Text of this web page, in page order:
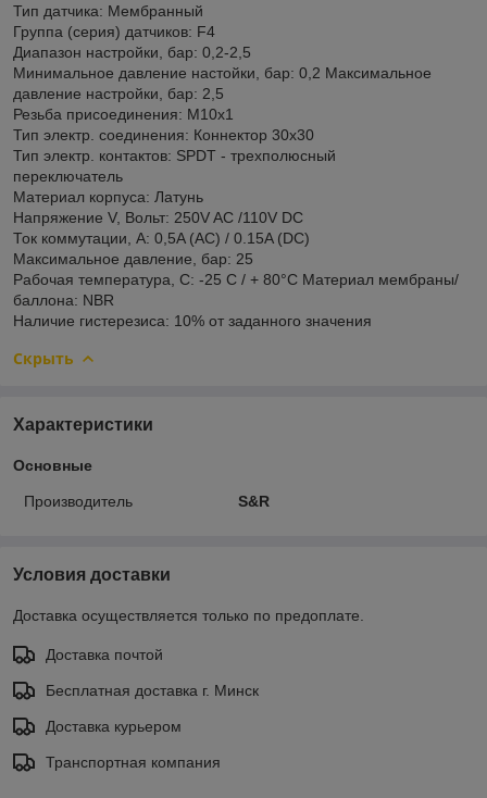
Тип датчика: Мембранный
Группа (серия) датчиков: F4
Диапазон настройки, бар: 0,2-2,5
Минимальное давление настойки, бар: 0,2 Максимальное
давление настройки, бар: 2,5
Резьба присоединения: М10х1
Тип электр. соединения: Коннектор 30x30
Тип электр. контактов: SPDT - трехполюсный
переключатель
Материал корпуса: Латунь
Напряжение V, Вольт: 250V AC /110V DC
Ток коммутации, А: 0,5A (AC) / 0.15A (DC)
Максимальное давление, бар: 25
Рабочая температура, С: -25 С / + 80°C Материал мембраны/
баллона: NBR
Наличие гистерезиса: 10% от заданного значения
Скрыть
Характеристики
Основные
Производитель S&R
Условия доставки
Доставка осуществляется только по предоплате.
Доставка почтой
Бесплатная доставка г. Минск
Доставка курьером
Транспортная компания